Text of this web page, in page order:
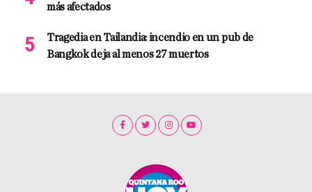
más afectados
Tragedia en Tailandia: incendio en un pub de
Bangkok deja al menos 27 muertos